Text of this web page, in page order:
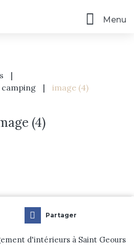
Menu
|
| image (4)
(4)
d'intérieurs à Saint Geours
Partager